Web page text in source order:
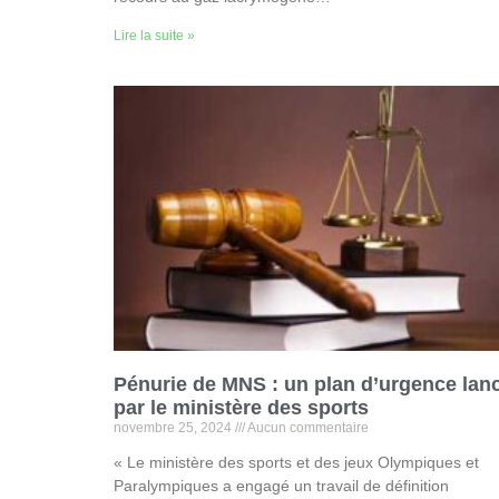
Lire la suite »
Pénurie de MNS : un plan d’urgence
par le ministère des sports
novembre 25, 2024 Aucun commentaire
« Le ministère des sports et des jeux Olympiques et
Paralympiques a engagé un travail de définition